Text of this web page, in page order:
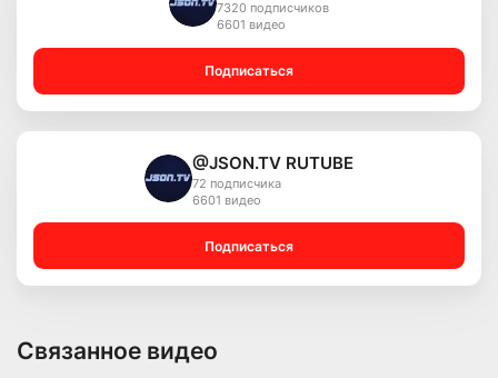
7320 подписчиков
6601 видео
Подписаться
@JSON.TV RUTUBE
72 подписчика
6601 видео
Подписаться
Связанное видео